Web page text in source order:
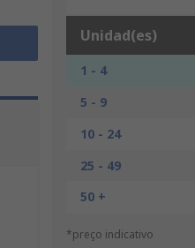
Unidad(es)
1 - 4
5 - 9
10 - 24
25 - 49
50 +
*preço indicativo